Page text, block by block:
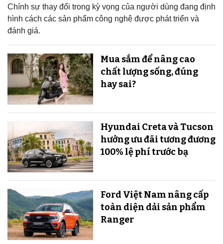
Chính sự thay đổi trong kỳ vọng của người dùng đang định
hình cách các sản phẩm công nghệ được phát triển và
đánh giá.
Mua sắm để nâng cao
chất lượng sống, đúng
hay sai?
Hyundai Creta và Tucson
hưởng ưu đãi tương đương
100% lệ phí trước bạ
Ford Việt Nam nâng cấp
toàn diện dải sản phẩm
Ranger